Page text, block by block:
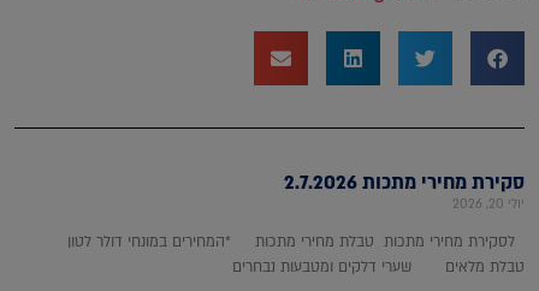
סקירת מחירי מתכות 2.7.2026
יולי 20, 2026
לסקירת מחירי מתכות טבלת מחירי מתכות *המחירים במונחי דולר לטון
טבלת מלאים שערי דלקים ומטבעות נבחרים